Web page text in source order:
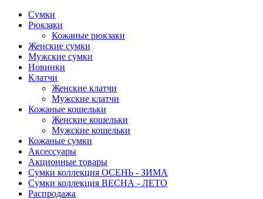
Сумки
Рюкзаки
Кожаные рюкзаки
Женские сумки
Мужские сумки
Новинки
Клатчи
Женские клатчи
Мужские клатчи
Кожаные кошельки
Женские кошельки
Мужские кошельки
Кожаные сумки
Аксессуары
Акционные товары
Сумки коллекция ОСЕНЬ - ЗИМА
Сумки коллекция ВЕСНА - ЛЕТО
Распродажа